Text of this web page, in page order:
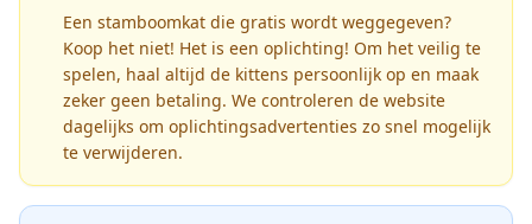
Een stamboomkat die gratis wordt weggegeven?
Koop het niet! Het is een oplichting! Om het veilig te
spelen, haal altijd de kittens persoonlijk op en maak
zeker geen betaling. We controleren de website
dagelijks om oplichtingsadvertenties zo snel mogelijk
te verwijderen.